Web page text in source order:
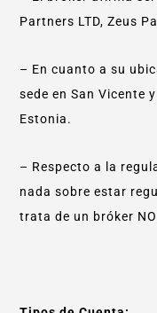
Partners LTD, Zeus
– En cuanto a su
sede en San Vicente
Estonia.
– Respecto a la
nada sobre estar
trata de un bróker NO